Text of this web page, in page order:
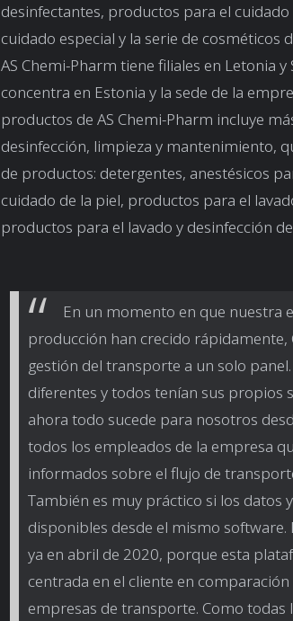
desinfectantes, productos para el
cuidado especial y la serie de cosméticos
AS Chemi-Pharm tiene filiales en Letonia
concentra en Estonia y la sede de la
productos de AS Chemi-Pharm incluye
desinfección, limpieza y mantenimiento,
de productos: detergentes, anestésicos
cuidado de la piel, productos para el
productos para el lavado y desinfección
En un momento en que nuestra
producción han crecido rápidamente,
gestión del transporte a un solo
diferentes y todos tenían sus propios
ahora todo sucede para nosotros
todos los empleados de la empresa
informados sobre el flujo de
También es muy práctico si los datos
disponibles desde el mismo
ya en abril de 2020, porque esta
centrada en el cliente en
empresas de transporte. Como